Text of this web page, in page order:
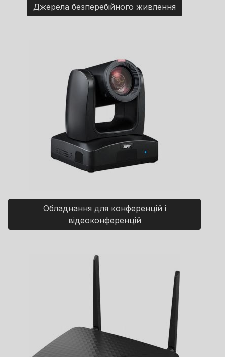
Джерела безперебійного живлення
Обладнання для конференцій і
відеоконференцій